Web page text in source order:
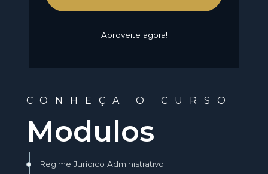
Aproveite agora!
Modulos
CONHEÇA O CURSO
Regime Jurídico Administrativo